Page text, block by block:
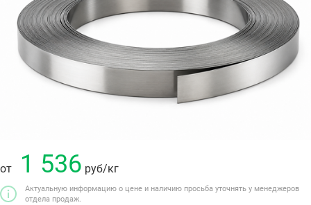
от 1 536 руб/кг
Актуальную информацию о цене и наличию просьба уточнять у менеджеров
отдела продаж.